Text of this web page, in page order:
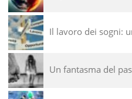
Il lavoro dei sogni:
Un fantasma del